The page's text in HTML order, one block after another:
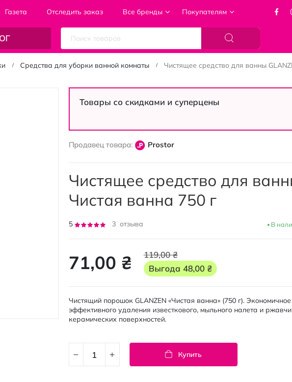
Газета Отследить заказ Все бренды Покупателям
Средства для уборки ванной комнаты Чистящее средство для ванны
Товары со скидками и суперцены
Продавец товара: Prostor
Чистящее средство для
Чистая ванна 750 г
Рейтинг:
5
3 отзыва В
71,00 ₴
119,00 ₴
Выгода 48,00 ₴
Чистящий порошок GLANZEN «Чистая ванна» (750 г).
эффективного удаления известкового, мыльного налета и
керамических поверхностей.
Купить